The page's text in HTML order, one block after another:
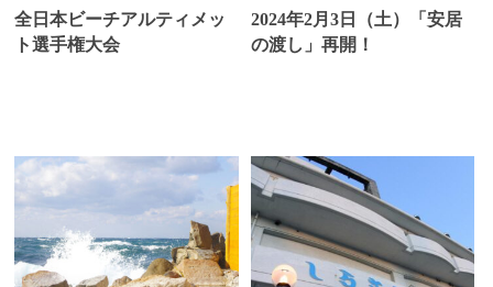
全日本ビーチアルティメッ
ト選手権大会
2024年2月3日（土）「安居
の渡し」再開！